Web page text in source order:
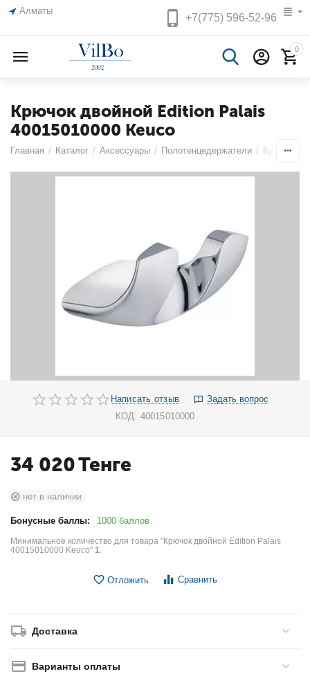
Алматы
+7(775)596-52-96
0
Крючок двойной Edition Palais
40015010000 Keuco
Главная / Каталог / Аксессуары / Полотенцедержатели / Крючки
Написать отзыв
Задать вопрос
КОД: 40015010000
34 020Тенге
нет в наличии
Бонусные баллы: 1000 баллов
Минимальное количество для товара "Крючок двойной Edition Palais
40015010000 Keuco"1.
Отложить Сравнить
Доставка
Варианты оплаты